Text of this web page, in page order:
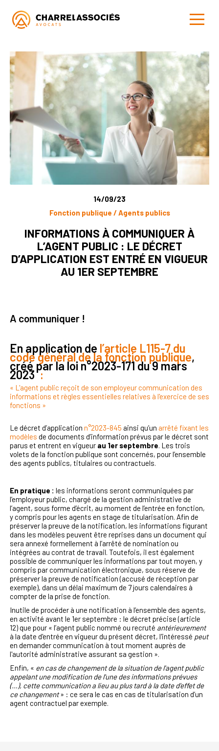
14/09/23
Fonction publique / Agents publics
INFORMATIONS À COMMUNIQUER À
L’AGENT PUBLIC : LE DÉCRET
D’APPLICATION EST ENTRÉ EN VIGUEUR
AU 1ER SEPTEMBRE
A communiquer !
En application de l’article L115-7 du
code général de la fonction publique,
créé par la loi n°2023-171 du 9 mars
2023:
« L'agent public reçoit de son employeur communication des
informations et règles essentielles relatives à l'exercice de ses
fonctions »
Le décret d’application n°2023-845 ainsi qu’un arrêté fixant les
modèles de documents d’information prévus par le décret sont
parus et entrent en vigueur au 1er septembre. Les trois
volets de la fonction publique sont concernés, pour l’ensemble
des agents publics, titulaires ou contractuels.
En pratique : les informations seront communiquées par
l’employeur public, chargé de la gestion administrative de
l’agent, sous forme d’écrit, au moment de l’entrée en fonction,
y compris pour les agents en stage de titularisation. Afin de
préserver la preuve de la notification, les informations figurant
dans les modèles peuvent être reprises dans un document qui
sera annexé formellement à l’arrêté de nomination ou
intégrées au contrat de travail. Toutefois, il est également
possible de communiquer les informations par tout moyen, y
compris par communication électronique, sous réserve de
préserver la preuve de notification (accusé de réception par
exemple), dans un délai maximum de 7 jours calendaires à
compter de la prise de fonction.
Inutile de procéder à une notification à l’ensemble des agents,
en activité avant le 1er septembre : le décret précise (article
12) que pour « l’agent public nommé ou recruté antérieurement
à la date d'entrée en vigueur du présent décret, l'intéressé peut
en demander communication à tout moment auprès de
l'autorité administrative assurant sa gestion ».
Enfin, « en cas de changement de la situation de l'agent public
appelant une modification de l'une des informations prévues
(…), cette communication a lieu au plus tard à la date d'effet de
ce changement» : ce sera le cas en cas de titularisation d’un
agent contractuel par exemple.